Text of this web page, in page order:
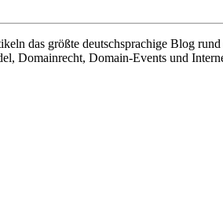
das größte deutschsprachige Blog
Domainrecht, Domain-Events und